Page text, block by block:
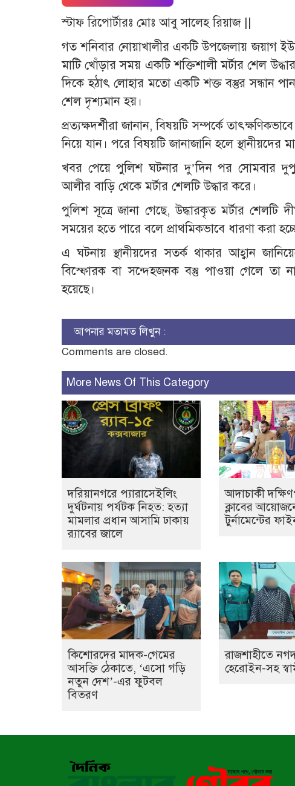
স্টাফ রিপোর্টারঃ মোঃ আবু সালেহ রিয়াজ ||
গত শনিবার নোয়াখালীর একটি উপজেলায় জয়াগ
মাটি খোঁড়ার সময় একটি শক্তিশালী মর্টার শেল
দিকে হঠাৎ লোহার মতো একটি শক্ত বস্তুর সন্ধান
শেল দৃশ্যমান হয়।
প্রত্যক্ষদর্শীরা জানান, বিষয়টি সম্পর্কে
নিয়ে যান। পরে বিষয়টি জানাজানি হলে
খবর পেয়ে পুলিশ ঘটনার দু’দিন পর সোমবার
আলীর বাড়ি থেকে মর্টার শেলটি উদ্ধার করে।
পুলিশ সূত্রে জানা গেছে, উদ্ধারকৃত মর্টার শেলটি
সময়ের হতে পারে বলে প্রাথমিকভাবে ধারণা করা
এ ঘটনায় স্থানীয়দের সতর্ক থাকার আহ্বান
বিস্ফোরক বা সন্দেহজনক বস্তু পাওয়া গেলে তা
হয়েছে।
আপনার মতামত লিখুন :
Comments are closed.
More News Of This Category
দরিয়ানগরে প্যারাসেইলিং
দুর্ঘটনায় পর্যটক নিহত: হত্যা
মামলার প্রধান আসামি ঢাকায়
র‌্যাবের জালে
আদাচাকী
ক্লাবের
টুর্নামেন্টের
কিশোরদের মাদক-গেমের
আসক্তি ঠেকাতে, ‘এসো গড়ি
নতুন দেশ’-এর ফুটবল
বিতরণ
রাজশাহীতে
হেরোইন-সহ